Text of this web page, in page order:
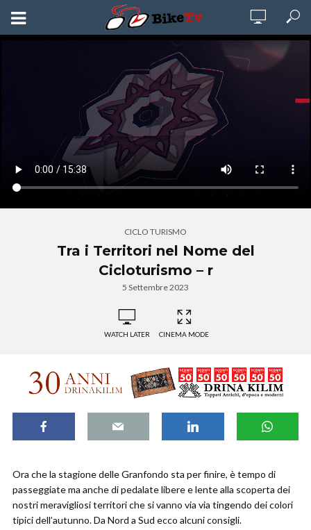
CICLO TURISMO
Tra i Territori nel Nome del
Cicloturismo – r
5 Settembre 2023
WATCH LATER CINEMA MODE
Ora che la stagione delle Granfondo sta per finire, è tempo di
passeggiate ma anche di pedalate libere e lente alla scoperta dei
nostri meravigliosi territori che si vanno via via tingendo dei colori
tipici dell’autunno. Da Nord a Sud ecco alcuni consigli.